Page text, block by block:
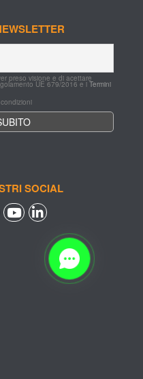
preso visione e di acettare
UE 679/2016 e i Termini
SOCIAL